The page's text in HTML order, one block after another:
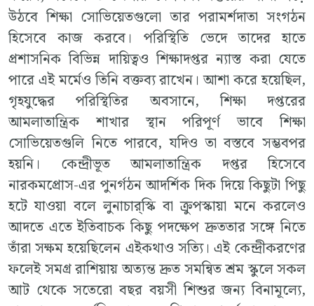
উঠবে শিক্ষা সোভিয়েতগুলো তার পরামর্শদাতা সংগঠন
হিসেবে কাজ করবে। পরিস্থিতি ভেদে তাদের হাতে
প্রশাসনিক বিভিন্ন দায়িত্বও শিক্ষাদপ্তর ন্যাস্ত করা যেতে
পারে এই মর্মেও তিনি বক্তব্য রাখেন। আশা করে হয়েছিল,
গৃহযুদ্ধের পরিস্থিতির অবসানে, শিক্ষা দপ্তরের
আমলাতান্ত্রিক শাখার স্থান পরিপূর্ণ ভাবে শিক্ষা
সোভিয়েতগুলি নিতে পারবে, যদিও তা বস্তবে সম্ভবপর
হয়নি। কেন্দ্রীভূত আমলাতান্ত্রিক দপ্তর হিসেবে
নারকমপ্রোস-এর পুনর্গঠন আদর্শিক দিক দিয়ে কিছুটা পিছু
হটে যাওয়া বলে লুনাচার্‌স্কি বা ক্রুপস্কায়া মনে করলেও
আদতে এতে ইতিবাচক কিছু পদক্ষেপ দ্রুততার সঙ্গে নিতে
তাঁরা সক্ষম হয়েছিলেন এইকথাও সত্যি। এই কেন্দ্রীকরণের
ফলেই সমগ্র রাশিয়ায় অত্যন্ত দ্রুত সমন্বিত শ্রম স্কুলে সকল
আট থেকে সতেরো বছর বয়সী শিশুর জন্য বিনামূল্যে,